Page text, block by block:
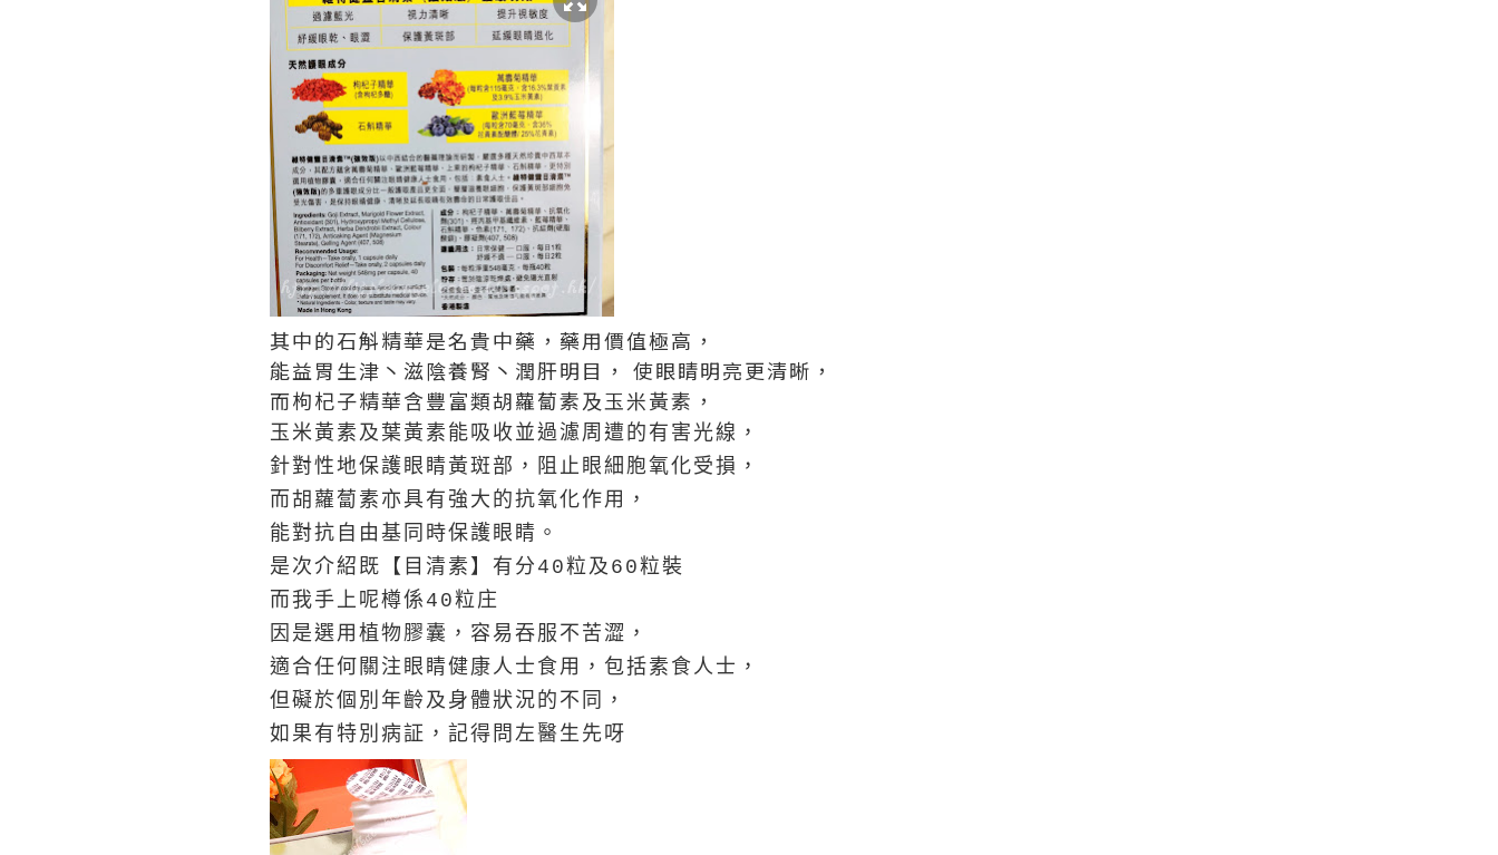
其中的石斛精華是名貴中藥，藥用價值極高，
能益胃生津丶滋陰養腎丶潤肝明目， 使眼睛明亮更清晰，
而枸杞子精華含豐富類胡蘿蔔素及玉米黃素，
玉米黃素及葉黃素能吸收並過濾周遭的有害光線，
針對性地保護眼睛黃斑部，阻止眼細胞氧化受損，
而胡蘿蔔素亦具有強大的抗氧化作用，
能對抗自由基同時保護眼睛。
是次介紹既【目清素】有分40粒及60粒裝
而我手上呢樽係40粒庄
因是選用植物膠囊，容易吞服不苦澀，
適合任何關注眼睛健康人士食用，包括素食人士，
但礙於個別年齡及身體狀況的不同，
如果有特別病証，記得問左醫生先呀